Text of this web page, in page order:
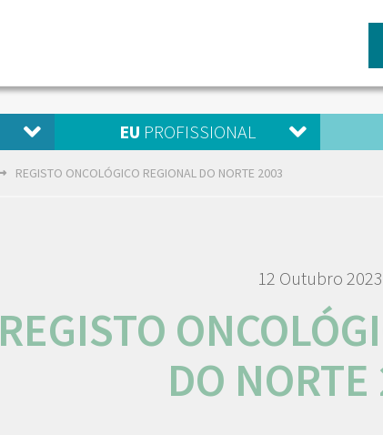
EU PROFISSIONAL
REGISTO ONCOLÓGICO REGIONAL DO NORTE 2003
12 Outubro 2023
REGISTO
DO